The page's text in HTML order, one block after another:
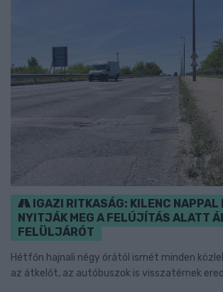
IGAZI RITKASÁG: KILENC NAPPAL
NYITJÁK MEG A FELÚJÍTÁS ALATT
FELÜLJÁRÓT
Hétfőn hajnali négy órától ismét minden
az átkelőt, az autóbuszok is visszatérnek